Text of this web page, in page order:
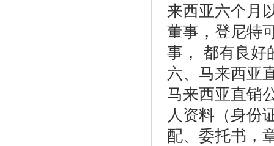
来西亚六个月
董事，登尼特
事， 都有良好
六、马来西亚
马来西亚直销
人资料（身份
配、委托书，